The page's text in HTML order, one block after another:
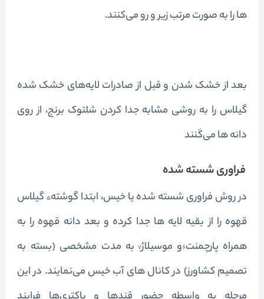
ها را به صورت مرتب زیر و رو می‌کنند.
بعد از خشک شدن و قبل از صادرات لایه‌های خشک شده
گیلاس را به روشی مشابه جدا کردن شلتوک برنج، از روی
دانه ها می‌کَنند
فراوری شسته شده
در روش فراوری شسته شده یا خیس، ابتدا گوشته۵ گیلاس
قهوه را از بقیه لایه ها جدا کرده و بعد دانه قهوه را به
همراه پارچمنت۶و موسیلاژ۷ به مدت مشخصی (بسته به
تصمیم کشاورز) در کانال های آب خیس می‌نمایند. در این